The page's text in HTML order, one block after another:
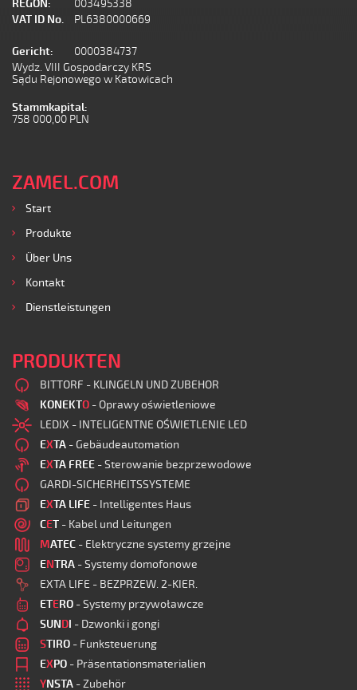
REGON:
003495338
VAT ID No.
PL6380000669
Gericht:
0000384737
Wydz. VIII Gospodarczy KRS
Sądu Rejonowego w Katowicach
Stammkapital:
758 000,00 PLN
ZAMEL.COM
Start
Produkte
Über Uns
Kontakt
Dienstleistungen
PRODUKTEN
BITTORF - KLINGELN UND ZUBEHOR
KONEKTO - Oprawy oświetleniowe
LEDIX - INTELIGENTNE OŚWIETLENIE LED
EXTA - Gebäudeautomation
EXTA FREE - Sterowanie bezprzewodowe
GARDI-SICHERHEITSSYSTEME
EXTA LIFE - Intelligentes Haus
CET - Kabel und Leitungen
MATEC - Elektryczne systemy grzejne
ENTRA - Systemy domofonowe
EXTA LIFE - BEZPRZEW. 2-KIER.
ETERO - Systemy przywoławcze
SUNDI - Dzwonki i gongi
STIRO - Funksteuerung
EXPO - Präsentationsmaterialien
YNSTA - Zubehör